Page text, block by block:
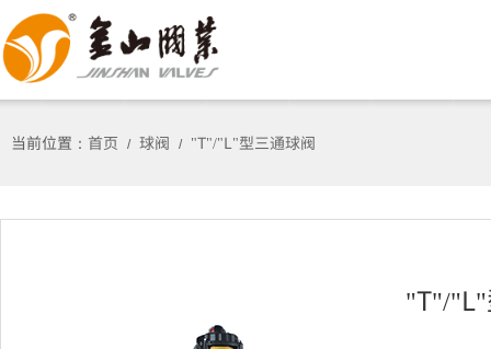
首页 / 球阀 / "T"/"L"型三通球阀
当前位置：
"T"/